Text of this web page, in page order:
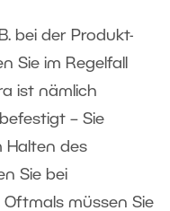
bei der Produkt-
Sie im Regelfall
ist nämlich
– Sie
Halten des
Sie bei
müssen Sie